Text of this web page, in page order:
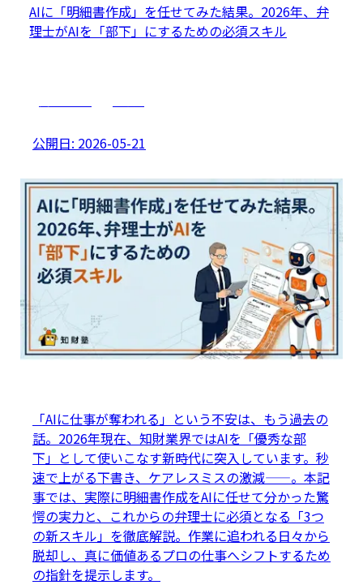
AIに「明細書作成」を任せてみた結果。2026年、弁
理士がAIを「部下」にするための必須スキル
公開日: 2026-05-21
「AIに仕事が奪われる」という不安は、もう過去の
話。2026年現在、知財業界ではAIを「優秀な部
下」として使いこなす新時代に突入しています。秒
速で上がる下書き、ケアレスミスの激減——。本記
事では、実際に明細書作成をAIに任せて分かった驚
愕の実力と、これからの弁理士に必須となる「3つ
の新スキル」を徹底解説。作業に追われる日々から
脱却し、真に価値あるプロの仕事へシフトするため
の指針を提示します。